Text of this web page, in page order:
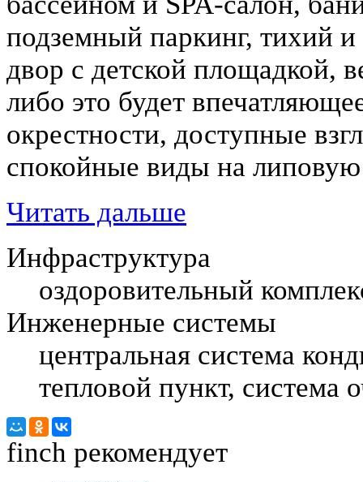
подземный паркинг, тихий
двор с детской площадкой,
либо это будет
окрестности, доступные
спокойные виды на
Читать дальше
Инфраструктура
оздоровительный
Инженерные системы
центральная система
тепловой пункт, система
finch рекомендует